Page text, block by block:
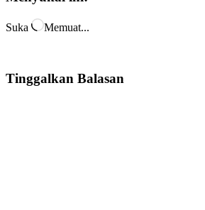
Suka Memuat...
Tinggalkan Balasan